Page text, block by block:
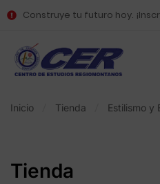
Construye tu futuro hoy.
Inicio Tienda Estilismo y
Tienda